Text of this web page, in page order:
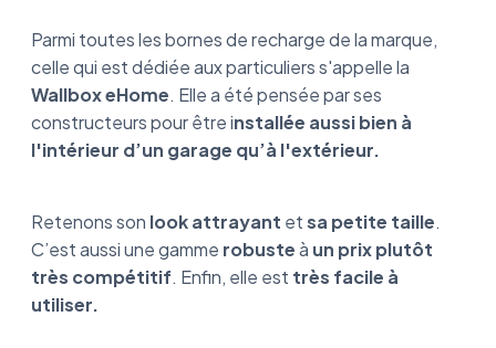
Parmi toutes les bornes de recharge de la marque,
celle qui est dédiée aux particuliers s'appelle la
Wallbox eHome. Elle a été pensée par ses
constructeurs pour être installée aussi bien à
l'intérieur d’un garage qu’à l'extérieur.
Retenons son look attrayant etsa petite taille.
C’est aussi une gamme robusteà un prix plutôt
très compétitif. Enfin, elle est très facile à
utiliser.